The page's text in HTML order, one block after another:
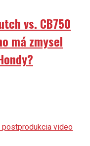
vs. CB750
má zmysel